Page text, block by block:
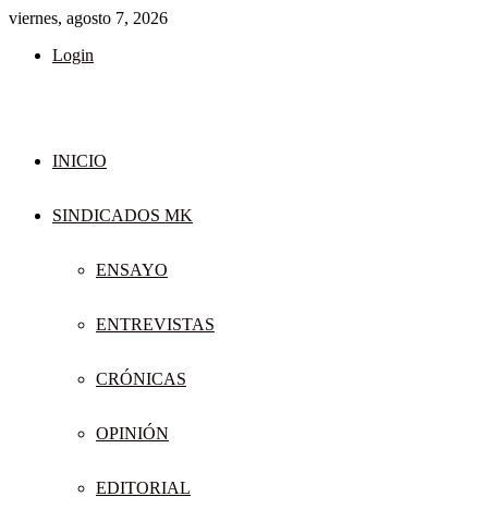
viernes, agosto 7, 2026
Login
INICIO
SINDICADOS MK
ENSAYO
ENTREVISTAS
CRÓNICAS
OPINIÓN
EDITORIAL